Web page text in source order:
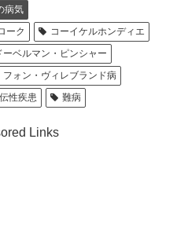
病気
ーク
コーイケルホンディエ
ーベルマン・ピンシャー
フォン・ヴィレブランド病
性疾患 難病
Links